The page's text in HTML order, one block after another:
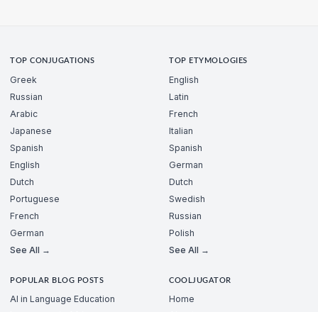
TOP CONJUGATIONS
Greek
Russian
Arabic
Japanese
Spanish
English
Dutch
Portuguese
French
German
See All →
TOP ETYMOLOGIES
English
Latin
French
Italian
Spanish
German
Dutch
Swedish
Russian
Polish
See All →
POPULAR BLOG POSTS
AI in Language Education
COOLJUGATOR
Home